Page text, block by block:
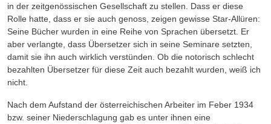
in der zeitgenössischen Gesell­schaft zu stellen. Dass er diese
Rolle hatte, dass er sie auch genoss, zeigen gewisse Star-Allüren:
Seine Bücher wurden in eine Reihe von Sprachen übersetzt. Er
aber verlangte, dass Übersetzer sich in seine Seminare setzten,
damit sie ihn auch wirklich verstünden. Ob die notorisch schlecht
bezahlten Übersetzer für diese Zeit auch bezahlt wurden, weiß ich
nicht.
Nach dem Aufstand der österreichischen Arbeiter im Feber 1934
bzw. seiner Niederschlagung gab es unter ihnen eine